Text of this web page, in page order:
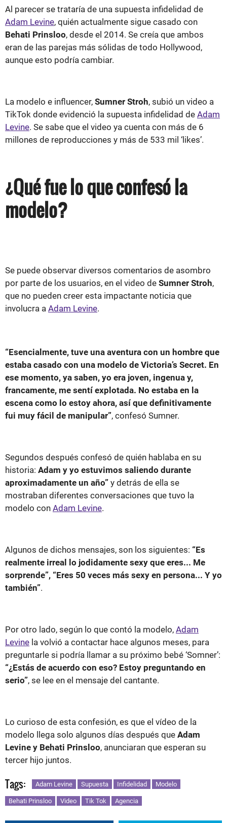
Al parecer se trataría de una supuesta infidelidad de
Adam Levine, quién actualmente sigue casado con
Behati Prinsloo, desde el 2014. Se creía que ambos
eran de las parejas más sólidas de todo Hollywood,
aunque esto podría cambiar.
La modelo e influencer, Sumner Stroh, subió un video a
TikTok donde evidenció la supuesta infidelidad de Adam
Levine. Se sabe que el video ya cuenta con más de 6
millones de reproducciones y más de 533 mil ‘likes’.
¿Qué fue lo que confesó la
modelo?
Se puede observar diversos comentarios de asombro
por parte de los usuarios, en el video de Sumner Stroh,
que no pueden creer esta impactante noticia que
involucra a Adam Levine.
“Esencialmente, tuve una aventura con un hombre que
estaba casado con una modelo de Victoria’s Secret. En
ese momento, ya saben, yo era joven, ingenua y,
francamente, me sentí explotada. No estaba en la
escena como lo estoy ahora, así que definitivamente
fui muy fácil de manipular”, confesó Sumner.
Segundos después confesó de quién hablaba en su
historia: Adam y yo estuvimos saliendo durante
aproximadamente un año” y detrás de ella se
mostraban diferentes conversaciones que tuvo la
modelo con Adam Levine.
Algunos de dichos mensajes, son los siguientes: “Es
realmente irreal lo jodidamente sexy que eres... Me
sorprende”, “Eres 50 veces más sexy en persona... Y yo
también”.
Por otro lado, según lo que contó la modelo, Adam
Levine la volvió a contactar hace algunos meses, para
preguntarle si podría llamar a su próximo bebé ‘Somner’:
“¿Estás de acuerdo con eso? Estoy preguntando en
serio”, se lee en el mensaje del cantante.
Lo curioso de esta confesión, es que el vídeo de la
modelo llega solo algunos días después que Adam
Levine y Behati Prinsloo, anunciaran que esperan su
tercer hijo juntos.
Tags: Adam Levine Supuesta Infidelidad Modelo
Behati Prinsloo Video Tik Tok Agencia